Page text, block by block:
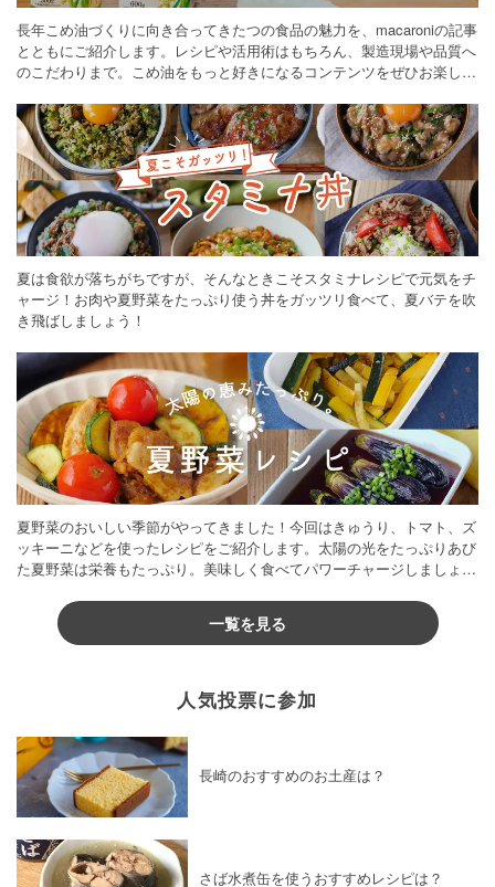
長年こめ油づくりに向き合ってきたつの食品の魅力を、macaroniの記事
とともにご紹介します。レシピや活用術はもちろん、製造現場や品質へ
のこだわりまで。こめ油をもっと好きになるコンテンツをぜひお楽しみ
夏は食欲が落ちがちですが、そんなときこそスタミナレシピで元気をチ
ャージ！お肉や夏野菜をたっぷり使う丼をガッツリ食べて、夏バテを吹
き飛ばしましょう！
夏野菜のおいしい季節がやってきました！今回はきゅうり、トマト、ズ
ッキーニなどを使ったレシピをご紹介します。太陽の光をたっぷりあび
た夏野菜は栄養もたっぷり。美味しく食べてパワーチャージしましょう
一覧を見る
人気投票に参加
長崎のおすすめのお土産は？
さば水煮缶を使うおすすめレシピは？